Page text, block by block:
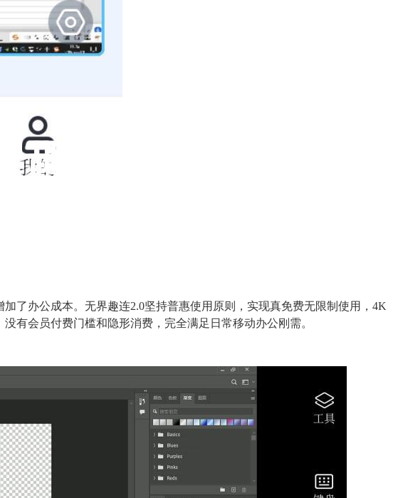
了办公成本。无界趣连2.0坚持普惠使用原则，实现真免费无限制使用，4K
有会员付费门槛和隐形消费，完全满足日常移动办公刚需。